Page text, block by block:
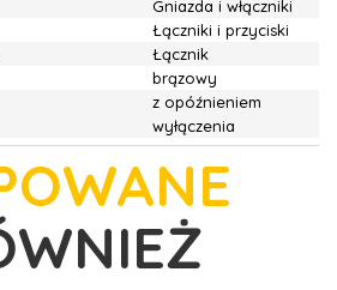
Gniazda i włączniki
Łączniki i przyciski
Łącznik
brązowy
z opóźnieniem
wyłączenia